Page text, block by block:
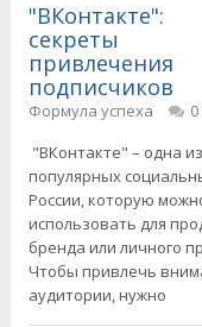
"ВКонтакте":
секреты
привлечения
подписчиков
Формула успеха
0
"ВКонтакте" – одна
популярных
России, которую
использовать для
бренда или личного
Чтобы привлечь
аудитории, нужно